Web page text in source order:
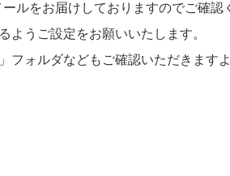
ルをお届けしておりますのでご確認
ようご設定をお願いいたします。
フォルダなどもご確認いただきます